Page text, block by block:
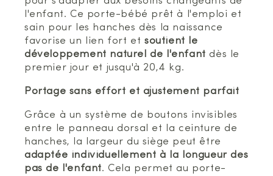
l'enfant. Ce porte-bébé prêt à l'emploi et
sain pour les hanches dès la naissance
favorise un lien fort etsoutient le
développement naturel de l'enfant dès le
premier jour et jusqu'à 20,4 kg.
Portage sans effort et ajustement parfait
Grâce à un système de boutons invisibles
entre le panneau dorsal et la ceinture de
hanches, la largeur du siège peut être
adaptée individuellement à la longueur des
pas de l'enfant. Cela permet au porte-